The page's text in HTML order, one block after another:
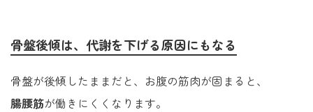
骨盤後傾は、代謝を下げる原因にもなる
骨盤が後傾したままだと、お腹の筋肉が固まると、
腸腰筋が働きにくくなります。